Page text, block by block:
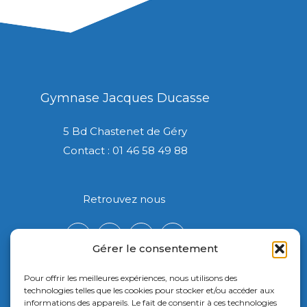
Gérer le consentement
Pour offrir les meilleures expériences, nous utilisons des
technologies telles que les cookies pour stocker et/ou accéder aux
informations des appareils. Le fait de consentir à ces technologies
Gymnase Jacques Ducasse
5 Bd Chastenet de Géry
Contact : 01 46 58 49 88
Retrouvez nous